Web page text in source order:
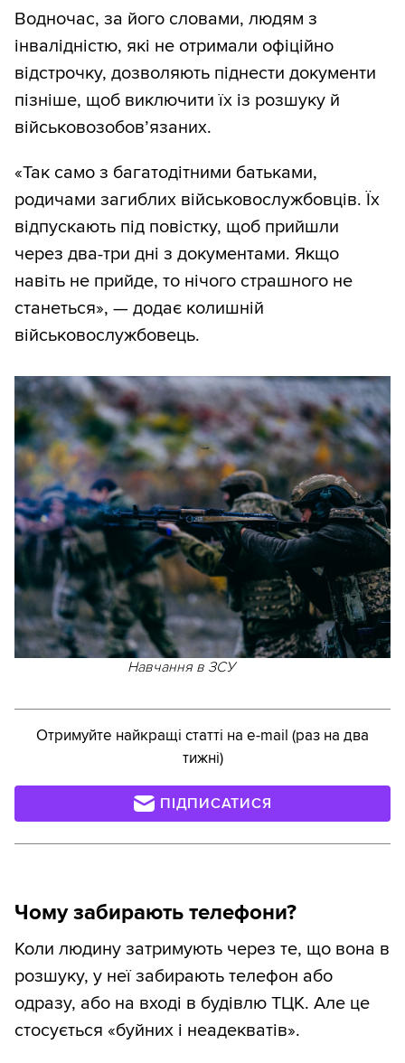
Водночас, за його словами, людям з
інвалідністю, які не отримали офіційно
відстрочку, дозволяють піднести документи
пізніше, щоб виключити їх із розшуку й
військовозобов’язаних.
«Так само з багатодітними батьками,
родичами загиблих військовослужбовців. Їх
відпускають під повістку, щоб прийшли
через два-три дні з документами. Якщо
навіть не прийде, то нічого страшного не
станеться», — додає колишній
військовослужбовець.
Навчання в ЗСУ
Отримуйте найкращі статті на e-mail (раз на два
тижні)
ПІДПИСАТИСЯ
Чому забирають телефони?
Коли людину затримують через те, що вона в
розшуку, у неї забирають телефон або
одразу, або на вході в будівлю ТЦК. Але це
стосується «буйних і неадекватів».